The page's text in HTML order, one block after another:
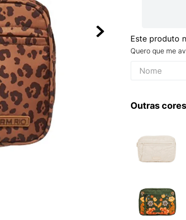
Este produto
Quero que me
Outras